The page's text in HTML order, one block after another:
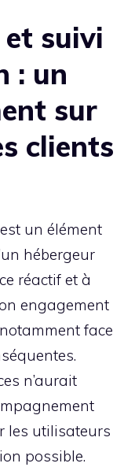
suivi
: un
sur
clients
un élément
hébergeur
réactif et à
engagement
face
n’aurait
les utilisateurs
possible.